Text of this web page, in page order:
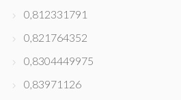
0,812331791
0,821764352
0,8304449975
0,83971126